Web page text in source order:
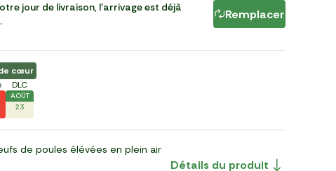
jour de livraison, l'arrivage est déjà
Remplacer
cœur
DLC
AOÛT
23
de poules élévées en plein air
Détails du produit